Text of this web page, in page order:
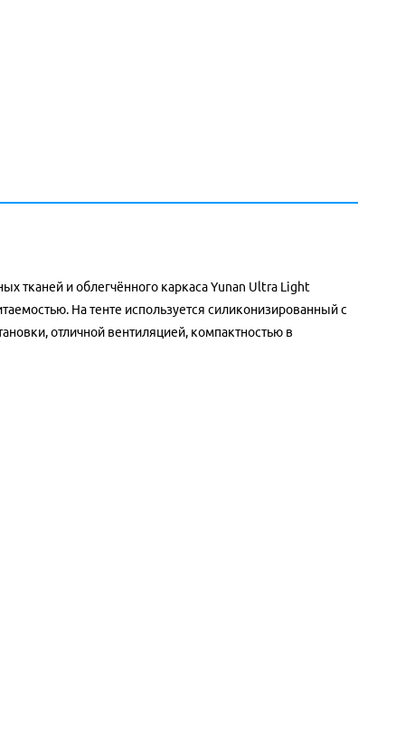
тканей и облегчённого каркаса Yunan Ultra Light
На тенте используется силиконизированный с
отличной вентиляцией, компактностью в